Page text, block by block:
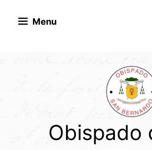
Menu
Obispado